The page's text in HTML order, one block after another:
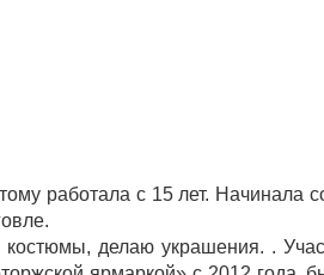
работала с 15 лет. Начинала
делаю украшения. .